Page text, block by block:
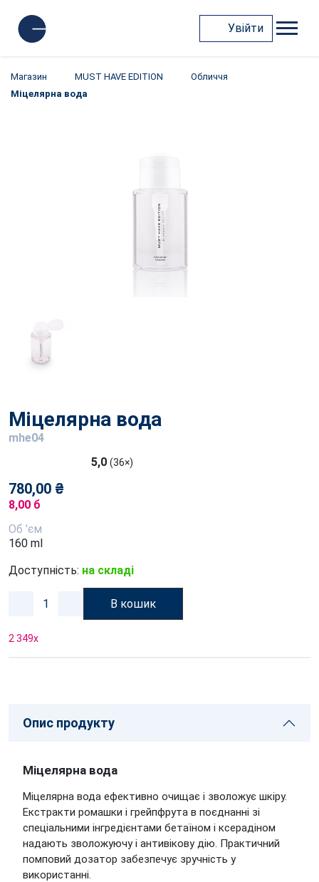
Увійти
Магазин MUST HAVE EDITION
Обличчя
Міцелярна вода
Міцелярна вода
mhe04
5,0 (36×)
780,00 ₴
8,00 б
Об 'єм
160 ml
Доступність: на складі
В кошик
2 349x
Опис продукту
Міцелярна вода
Міцелярна вода ефективно очищає і зволожує шкіру.
Екстракти ромашки і грейпфрута в поєднанні зі
спеціальними інгредієнтами бетаїном і ксерадіном
надають зволожуючу і антивікову дію. Практичний
помповий дозатор забезпечує зручність у
використанні.